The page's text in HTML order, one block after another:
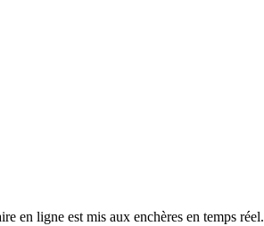
en ligne est mis aux enchères en temps réel.